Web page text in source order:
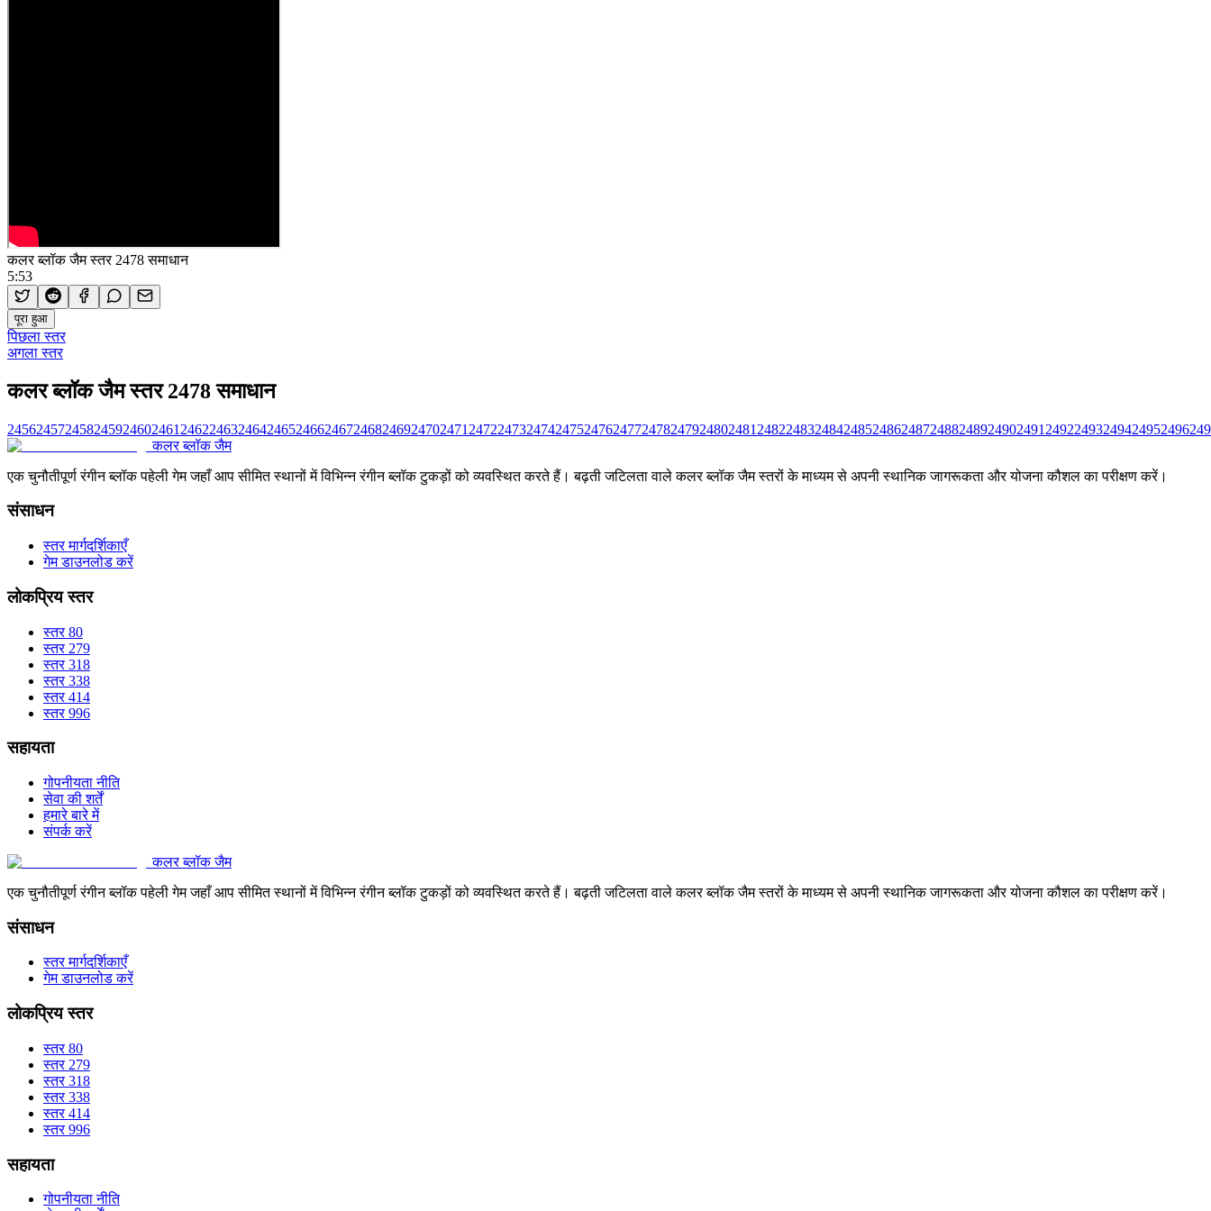
कलर ब्लॉक जैम स्तर 2478 समाधान
5:53
पूरा हुआ
पिछला स्तर
अगला स्तर
कलर ब्लॉक जैम स्तर 2478 समाधान
245624572458245924602461 2462246324642465246624672468246924702471 2472247324742475247624772478247924802481 2482248324842485248624872488248924902491 24922493249424952496
कलर ब्लॉक जैम
एक चुनौतीपूर्ण रंगीन ब्लॉक पहेली गेम जहाँ आप सीमित स्थानों में विभिन्न रंगीन ब्लॉक टुकड़ों को व्यवस्थित करते हैं। बढ़ती जटिलता वाले कलर ब्लॉक जैम स्तरों के माध्यम से अपनी स्थानिक जागरूकता और योजना कौशल का परीक्षण करें।
संसाधन
स्तर मार्गदर्शिकाएँ
गेम डाउनलोड करें
लोकप्रिय स्तर
स्तर 80
स्तर 279
स्तर 318
स्तर 338
स्तर 414
स्तर 996
सहायता
गोपनीयता नीति
सेवा की शर्तें
हमारे बारे में
संपर्क करें
कलर ब्लॉक जैम
एक चुनौतीपूर्ण रंगीन ब्लॉक पहेली गेम जहाँ आप सीमित स्थानों में विभिन्न रंगीन ब्लॉक टुकड़ों को व्यवस्थित करते हैं। बढ़ती जटिलता वाले कलर ब्लॉक जैम स्तरों के माध्यम से अपनी स्थानिक जागरूकता और योजना कौशल का परीक्षण करें।
संसाधन
स्तर मार्गदर्शिकाएँ
गेम डाउनलोड करें
लोकप्रिय स्तर
स्तर 80
स्तर 279
स्तर 318
स्तर 338
स्तर 414
स्तर 996
सहायता
गोपनीयता नीति